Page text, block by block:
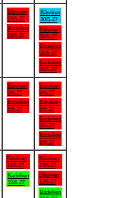
Båtviken
29/5-27
Badviken
29/5-27
Båtviken
30/5-27
Båtviken
30/5-27
Badviken
30/5-27
Badviken
30/5-27
Båtviken
5/6-27
Badviken
5/6-27
Båtviken
6/6-27
Båtviken
6/6-27
Badviken
6/6-27
Badviken
6/6-27
Båtviken
12/6-27
Badviken
12/6-27
Båtviken
13/6-27
Båtviken
13/6-27
Badviken